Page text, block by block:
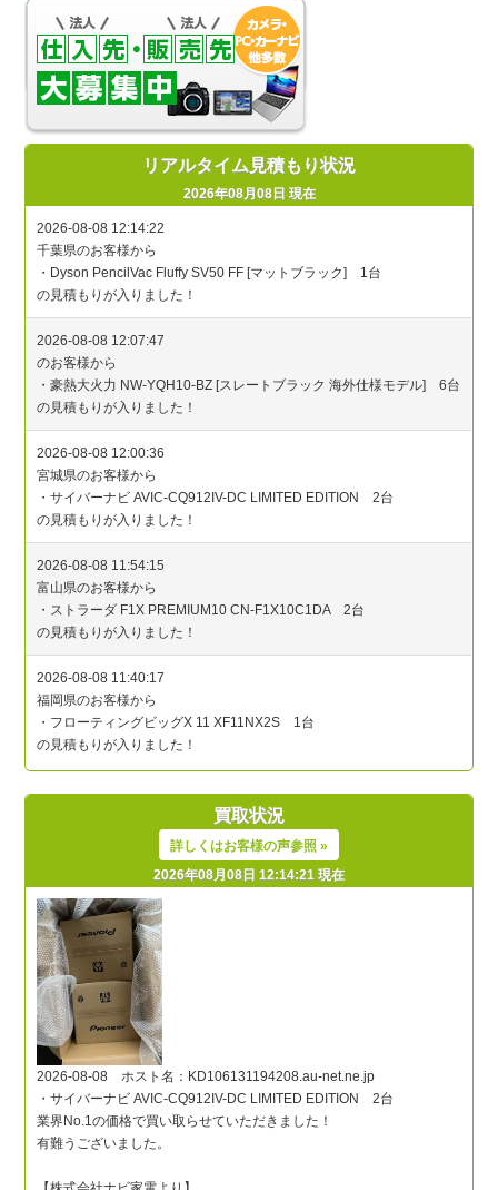
リアルタイム見積もり状況
2026年08月08日 現在
買取状況
詳しくはお客様の声参照 »
2026年08月08日 12:14:21 現在